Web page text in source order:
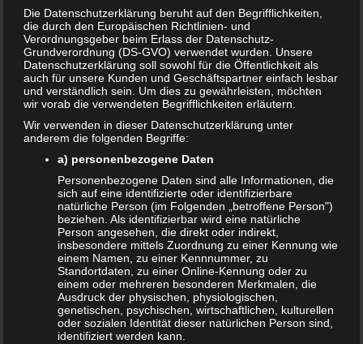
Trennungsbuch für Kinder – wie sagt man es
am besten?
8. JULI 2019
Die Eltern streiten sich nur noch, beiden macht die
Beziehung keinen Spaß mehr und irgendwann kommt der
WEITERLESEN...
Die Datenschutzerklärung beruht auf den Begrifflichkeiten,
die durch den Europäischen Richtlinien- und
Verordnungsgeber beim Erlass der Datenschutz-
Grundverordnung (DS-GVO) verwendet wurden. Unsere
Datenschutzerklärung soll sowohl für die Öffentlichkeit als
auch für unsere Kunden und Geschäftspartner einfach lesbar
und verständlich sein. Um dies zu gewährleisten, möchten
wir vorab die verwendeten Begrifflichkeiten erläutern.
Wir verwenden in dieser Datenschutzerklärung unter
anderem die folgenden Begriffe:
a) personenbezogene Daten
Personenbezogene Daten sind alle Informationen, die
sich auf eine identifizierte oder identifizierbare
natürliche Person (im Folgenden „betroffene Person")
beziehen. Als identifizierbar wird eine natürliche
Person angesehen, die direkt oder indirekt,
insbesondere mittels Zuordnung zu einer Kennung wie
einem Namen, zu einer Kennnummer, zu
Standortdaten, zu einer Online-Kennung oder zu
einem oder mehreren besonderen Merkmalen, die
Ausdruck der physischen, physiologischen,
genetischen, psychischen, wirtschaftlichen, kulturellen
oder sozialen Identität dieser natürlichen Person sind,
identifiziert werden kann.